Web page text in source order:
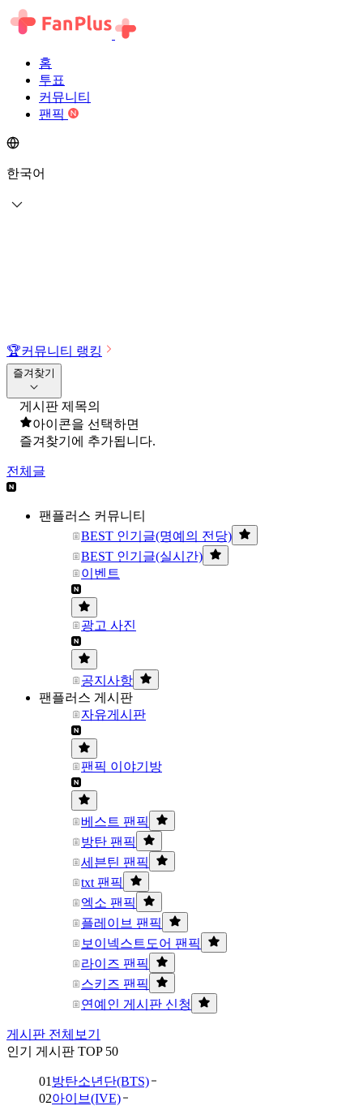
홈
투표
커뮤니티
팬픽
한국어
🏆커뮤니티 랭킹
즐겨찾기
게시판 제목의
아이콘을 선택하면
즐겨찾기에 추가됩니다.
전체글
팬플러스 커뮤니티
BEST 인기글(명예의 전당)
BEST 인기글(실시간)
이벤트
광고 사진
공지사항
팬플러스 게시판
자유게시판
팬픽 이야기방
베스트 팬픽
방탄 팬픽
세븐틴 팬픽
txt 팬픽
엑소 팬픽
플레이브 팬픽
보이넥스트도어 팬픽
라이즈 팬픽
스키즈 팬픽
연예인 게시판 신청
게시판 전체보기
인기 게시판 TOP 50
01 방탄소년단(BTS)
02아이브(IVE)